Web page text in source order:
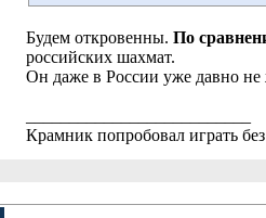
Будем откровенны. По
российских шахмат.
Он даже в России уже давно не
Крамник попробовал играть